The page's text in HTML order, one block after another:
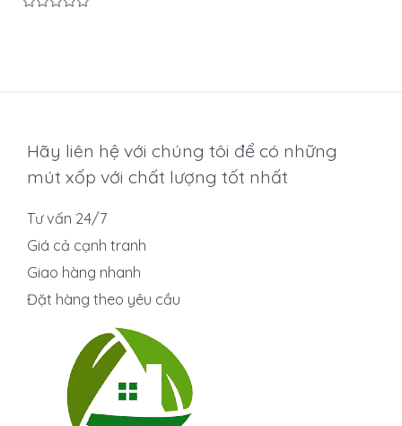
Hãy liên hệ với chúng tôi để có những
mút xốp với chất lượng tốt nhất
Tư vấn 24/7
Giá cả cạnh tranh
Giao hàng nhanh
Đặt hàng theo yêu cầu